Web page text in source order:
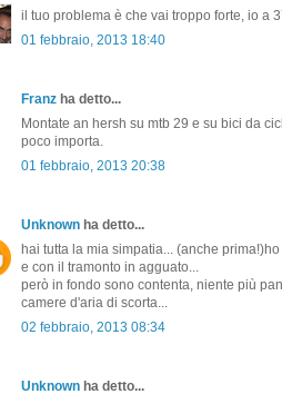
il tuo problema è che vai troppo forte, io a
01 febbraio, 2013 18:40
Franz ha detto...
Montate an hersh su mtb 29 e su bici da
poco importa.
01 febbraio, 2013 20:38
Unknown ha detto...
hai tutta la mia simpatia... (anche
e con il tramonto in agguato...
però in fondo sono contenta, niente più
camere d'aria di scorta...
02 febbraio, 2013 08:34
Unknown ha detto...